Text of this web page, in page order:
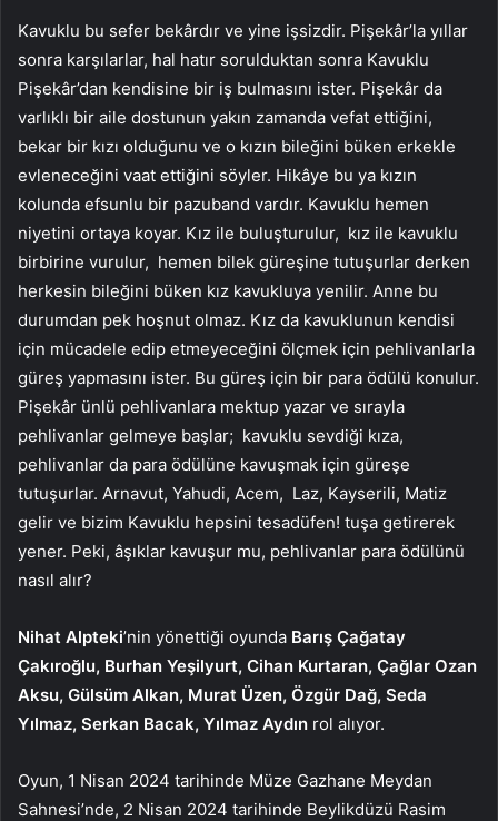
Kavuklu bu sefer bekârdır ve yine işsizdir. Pişekâr’la yıllar
sonra karşılarlar, hal hatır sorulduktan sonra Kavuklu
Pişekâr’dan kendisine bir iş bulmasını ister. Pişekâr da
varlıklı bir aile dostunun yakın zamanda vefat ettiğini,
bekar bir kızı olduğunu ve o kızın bileğini büken erkekle
evleneceğini vaat ettiğini söyler. Hikâye bu ya kızın
kolunda efsunlu bir pazuband vardır. Kavuklu hemen
niyetini ortaya koyar. Kız ile buluşturulur, kız ile kavuklu
birbirine vurulur, hemen bilek güreşine tutuşurlar derken
herkesin bileğini büken kız kavukluya yenilir. Anne bu
durumdan pek hoşnut olmaz. Kız da kavuklunun kendisi
için mücadele edip etmeyeceğini ölçmek için pehlivanlarla
güreş yapmasını ister. Bu güreş için bir para ödülü konulur.
Pişekâr ünlü pehlivanlara mektup yazar ve sırayla
pehlivanlar gelmeye başlar; kavuklu sevdiği kıza,
pehlivanlar da para ödülüne kavuşmak için güreşe
tutuşurlar. Arnavut, Yahudi, Acem, Laz, Kayserili, Matiz
gelir ve bizim Kavuklu hepsini tesadüfen! tuşa getirerek
yener. Peki, âşıklar kavuşur mu, pehlivanlar para ödülünü
nasıl alır?
Nihat Alpteki’nin yönettiği oyunda Barış Çağatay
Çakıroğlu, Burhan Yeşilyurt, Cihan Kurtaran, Çağlar Ozan
Aksu, Gülsüm Alkan, Murat Üzen, Özgür Dağ, Seda
Yılmaz, Serkan Bacak, Yılmaz Aydın rol alıyor.
Oyun, 1 Nisan 2024 tarihinde Müze Gazhane Meydan
Sahnesi’nde, 2 Nisan 2024 tarihinde Beylikdüzü Rasim